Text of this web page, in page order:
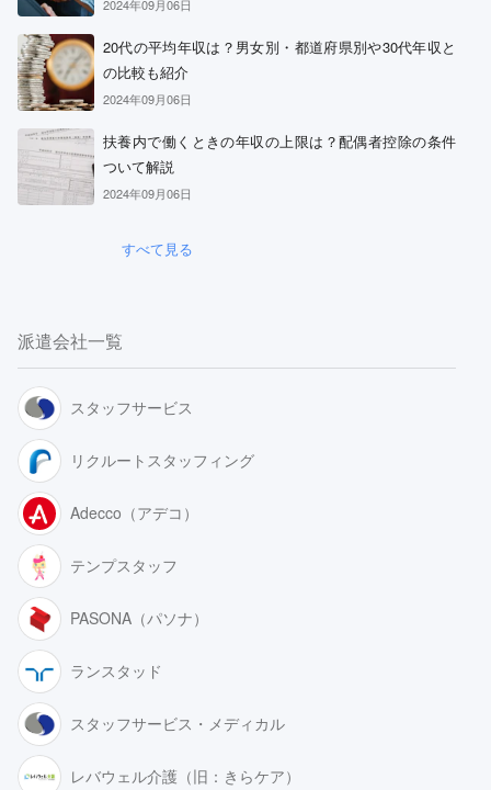
2024年09月06日
20代の平均年収は？男女別・都道府県別や30代年収と
の比較も紹介
2024年09月06日
扶養内で働くときの年収の上限は？配偶者控除の条件
ついて解説
2024年09月06日
すべて見る
派遣会社一覧
スタッフサービス
リクルートスタッフィング
Adecco（アデコ）
テンプスタッフ
PASONA（パソナ）
ランスタッド
スタッフサービス・メディカル
レバウェル介護（旧：きらケア）